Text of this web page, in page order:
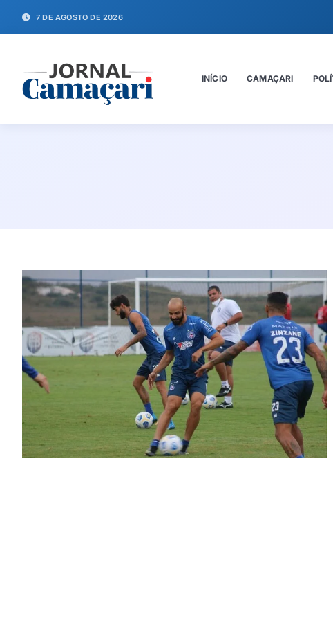
7 DE AGOSTO DE 2026
INÍCIO CAMAÇARI